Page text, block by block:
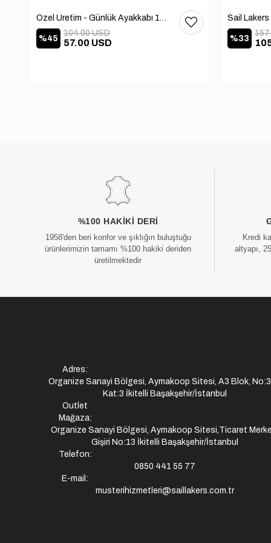
Özel Üretim - Günlük Ayakkabı 101-2630-11473
%45 57.00 USD
104.00 USD
%33
%100 HAKIKI DERI
1958'den beri konfor ve şıklığın buluştuğu
ürünlerimizin tamamı %100 hakiki deriden
üretilmektedir
Kredi
altyapı,
Adres:
Organize Sanayi Bölgesi, Aymakoop Sitesi, A3 Blok,
Kat:3 İkitelli Başakşehir/İstanbul
Outlet
Mağaza:
Organize Sanayi Bölgesi, Aymakoop Sitesi,Ticaret
Gişiri No:13 İkitelli Başakşehir/İstanbul
Telefon:
0850 441 55 77
E-mail:
musterihizmetleri@saillakers.com.tr